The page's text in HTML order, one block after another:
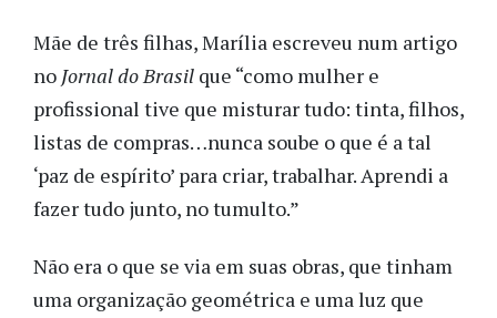
Mãe de três filhas, Marília escreveu num artigo
no Jornal do Brasil que “como mulher e
profissional tive que misturar tudo: tinta, filhos,
listas de compras…nunca soube o que é a tal
‘paz de espírito’ para criar, trabalhar. Aprendi a
fazer tudo junto, no tumulto.”
Não era o que se via em suas obras, que tinham
uma organização geométrica e uma luz que